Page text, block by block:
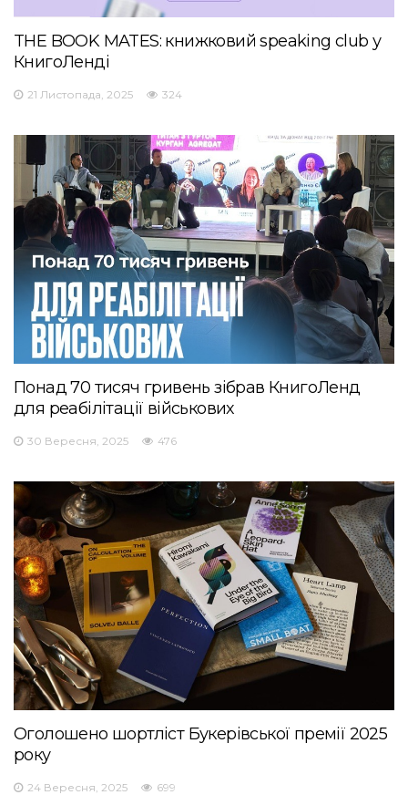
THE BOOK MATES: книжковий speaking club у
КнигоЛенді
21 Листопада, 2025 324
Понад 70 тисяч гривень зібрав КнигоЛенд
для реабілітації військових
30 Вересня, 2025 476
Оголошено шортліст Букерівської премії 2025
року
24 Вересня, 2025 699